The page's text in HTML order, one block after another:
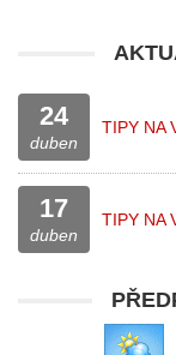
24
duben
TIPY NA
17
duben
TIPY NA